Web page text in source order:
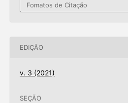
Fomatos de Citação
EDIÇÃO
v. 3 (2021)
SEÇÃO